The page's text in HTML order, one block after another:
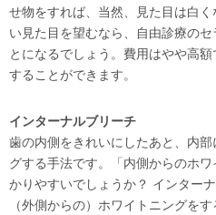
せ物をすれば、当然、見た目は白
い見た目を望むなら、自由診療の
とになるでしょう。費用はやや高
することができます。
インターナルブリーチ
歯の内側をきれいにしたあと、内
グする手法です。「内側からのホ
かりやすいでしょうか？ インター
（外側からの）ホワイトニングを